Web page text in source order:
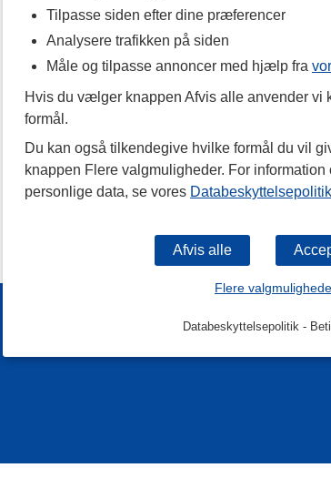
Tilpasse siden efter dine præferencer
Analysere trafikken på siden
Måle og tilpasse annoncer med hjælp fra
Hvis du vælger knappen Afvis alle anvender vi
formål.
Du kan også tilkendegive hvilke formål du vil
knappen Flere valgmuligheder. For
personlige data, se vores Databeskyttelsepolitik
Flere
Databeskyttelsepolitik-